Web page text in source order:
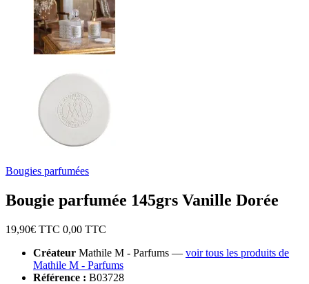
Bougies parfumées
Bougie parfumée 145grs Vanille Dorée
19,90€ TTC 0,00 TTC
Créateur Mathile M - Parfums — voir tous les produits de
Mathile M - Parfums
Référence : B03728